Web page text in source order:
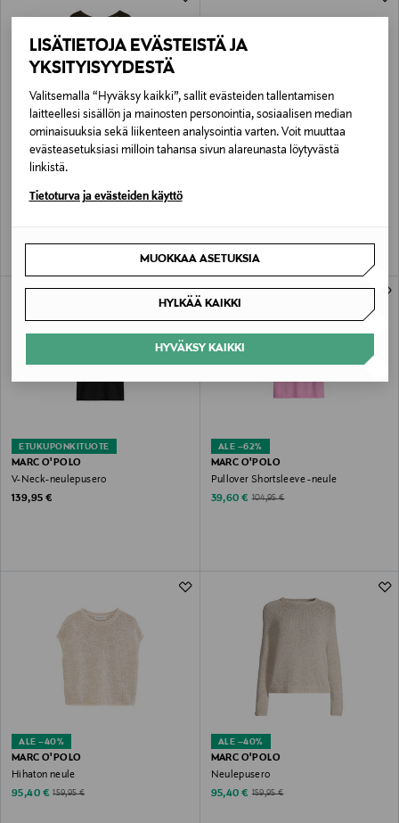
LISÄTIETOJA EVÄSTEISTÄ JA
YKSITYISYYDESTÄ
Valitsemalla “Hyväksy kaikki”, sallit evästeiden tallentamisen
laitteellesi sisällön ja mainosten personointia, sosiaalisen median
ominaisuuksia sekä liikenteen analysointia varten. Voit muuttaa
evästeasetuksiasi milloin tahansa sivun alareunasta löytyvästä
linkistä.
Tietoturva ja evästeiden käyttö
MUOKKAA ASETUKSIA
HYLKÄÄ KAIKKI
HYVÄKSY KAIKKI
ETUKUPONKITUOTE
MARC O'POLO
Original Price
174,95 €
ALE –42%
ETUKUPONKITUOTE
MARC O'POLO
V-Neck-neulepusero
Original Price
139,95 €
ALE –62%
MARC O'POLO
Pullover Shortsleeve -neule
Discounted Price
39,60 € Original Price
104,95 €
ALE –40%
MARC O'POLO
Hihaton neule
Discounted Price
95,40 € Original Price
159,95 €
ALE –40%
MARC O'POLO
Neulepusero
Discounted Price
95,40 € Original Price
159,95 €